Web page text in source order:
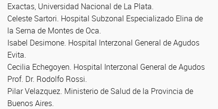
Exactas, Universidad Nacional de La Plata.
Celeste Sartori. Hospital Subzonal Especializado Elina de
la Serna de Montes de Oca.
Isabel Desimone. Hospital Interzonal General de Agudos
Evita.
Cecilia Echegoyen. Hospital Interzonal General de Agudos
Prof. Dr. Rodolfo Rossi.
Pilar Velazquez. Ministerio de Salud de la Provincia de
Buenos Aires.